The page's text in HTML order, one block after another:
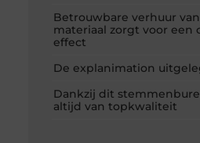
Betrouwbare verhuur
materiaal zorgt voor een
effect
De explanimation
Dankzij dit
altijd van topkwaliteit